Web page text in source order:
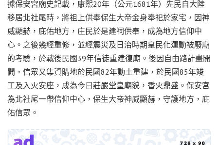
據保安宮廟史記載，康熙20年（公元1681年）先民自大陸
移居北社尾時，將祖上供奉保生大帝金身奉祀於家宅，因神
威顯赫，庇佑地方，庄民於是建祠供奉，成為地方信仰中
心。之後幾經重修，並經震災及日治時期皇民化運動被廢廟
的考驗，於戰後民國39年信徒重建復廟。後因自由路計畫開
闢，信眾又集資購地於民國82年動土重建，於民國85年竣
工及入火安座，成為今日莊嚴堂皇廟貌，香火鼎盛。保安宮
為北社尾一帶信仰中心，保生大帝神威顯赫，守護地方，庇
佑信眾。